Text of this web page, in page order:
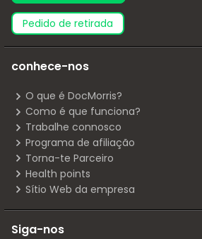
pedido de retirada
conhece-nos
O que é DocMorris?
Como é que funciona?
Trabalhe connosco
Programa de afiliação
Torna-te Parceiro
Health points
Sítio Web da empresa
Siga-nos